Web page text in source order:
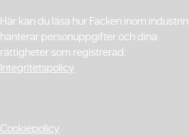
Här kan du läsa hur Facken inom industrin
hanterar personuppgifter och dina
rättigheter som registrerad.
Integritetspolicy
Cookiepolicy